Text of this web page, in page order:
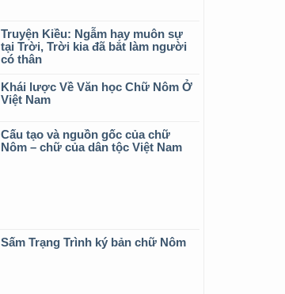
Truyện Kiều: Ngẫm hay muôn sự
tại Trời, Trời kia đã bắt làm người
có thân
Khái lược Về Văn học Chữ Nôm Ở
Việt Nam
Cấu tạo và nguồn gốc của chữ
Nôm – chữ của dân tộc Việt Nam
Sấm Trạng Trình ký bản chữ Nôm